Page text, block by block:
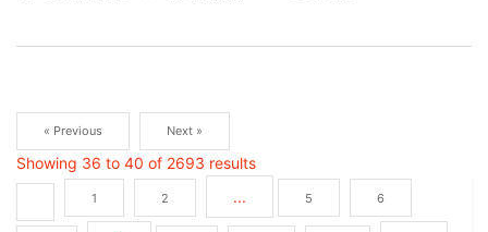
« Previous Next »
Showing 36 to 40 of 2693 results
1 2 ... 5 6